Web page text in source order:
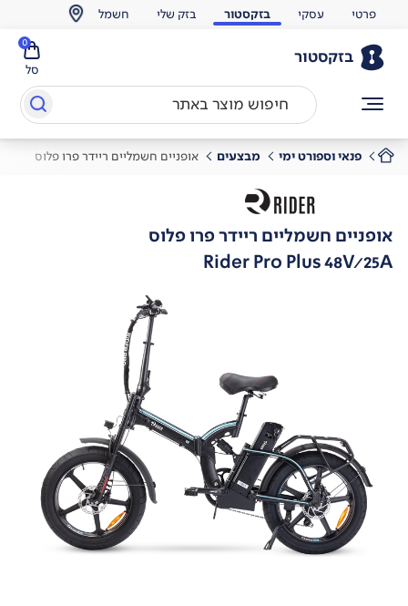
פרטי עסקי בזקסטור בזק שלי חשמל
בזקסטור
סל
0
פנאי וספורט ימי מבצעים אופניים חשמליים ריידר פרו פלוס
אופניים חשמליים ריידר פרו פלוס
Rider Pro Plus 48V/25A